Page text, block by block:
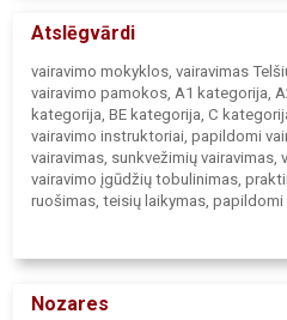
vairavimo instruktorius ir teorijos
sąlygas, aprūpiname mokomąja
nemokamai gali tobulinti vairavimo
instruktoriumi mūsų vairavimo
UAB "Romziga" vairavimo mokykla
egzaminui, bet ir padės įgyti
reikalingų kelyje.
Atslēgvārdi
vairavimo mokyklos, vairavimas
vairavimo pamokos, A1 kategorija,
kategorija, BE kategorija, C
vairavimo instruktoriai, papildomi
vairavimas, sunkvežimių vairavimas,
vairavimo įgūdžių tobulinimas,
ruošimas, teisių laikymas,
praradusiems teises, geriausia
kvalifikacija kroviniams vežti,
Nozares